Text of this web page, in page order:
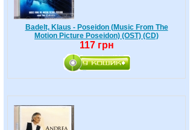
Badelt, Klaus - Poseidon (Music From The
Motion Picture Poseidon) (OST) (CD)
117 грн